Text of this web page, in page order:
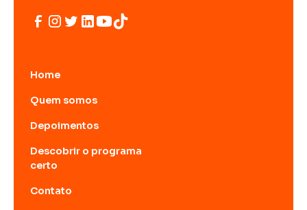
Home
Quem somos
Depoimentos
Descobrir o programa
certo
Contato